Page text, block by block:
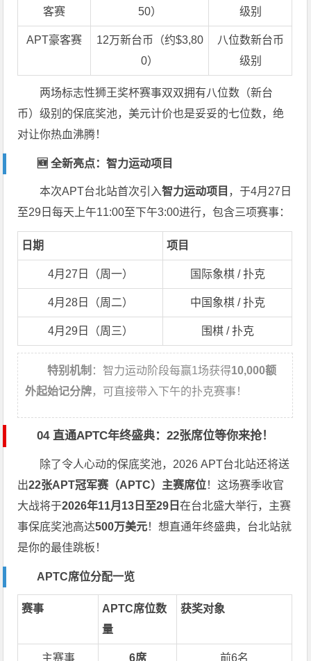
客赛
50）
级别
APT豪客赛
12万新台币（约$3,80
0）
八位数新台币
级别
两场标志性狮王奖杯赛事双双拥有八位数（新台
币）级别的保底奖池，美元计价也是妥妥的七位数，绝
对让你热血沸腾！
🆕 全新亮点：智力运动项目
本次APT台北站首次引入智力运动项目 ，于4月27日
至29日每天上午11:00至下午3:00进行，包含三项赛事：
日期 项目
4月27日（周一） 国际象棋 / 扑克
4月28日（周二） 中国象棋 / 扑克
4月29日（周三） 围棋 / 扑克
特别机制 ：智力运动阶段每赢1场获得10,000额
外起始记分牌，可直接带入下午的扑克赛事！
04 直通APTC年终盛典：22张席位等你来抢！
除了令人心动的保底奖池，2026 APT台北站还将送
出22张APT冠军赛（APTC）主赛席位！这场赛季收官
大战将于2026年11月13日至29日在台北盛大举行，主赛
事保底奖池高达500万美元！想直通年终盛典，台北站就
是你的最佳跳板！
APTC席位分配一览
赛事
APTC席位数
量
获奖对象
主赛事 6席 前6名